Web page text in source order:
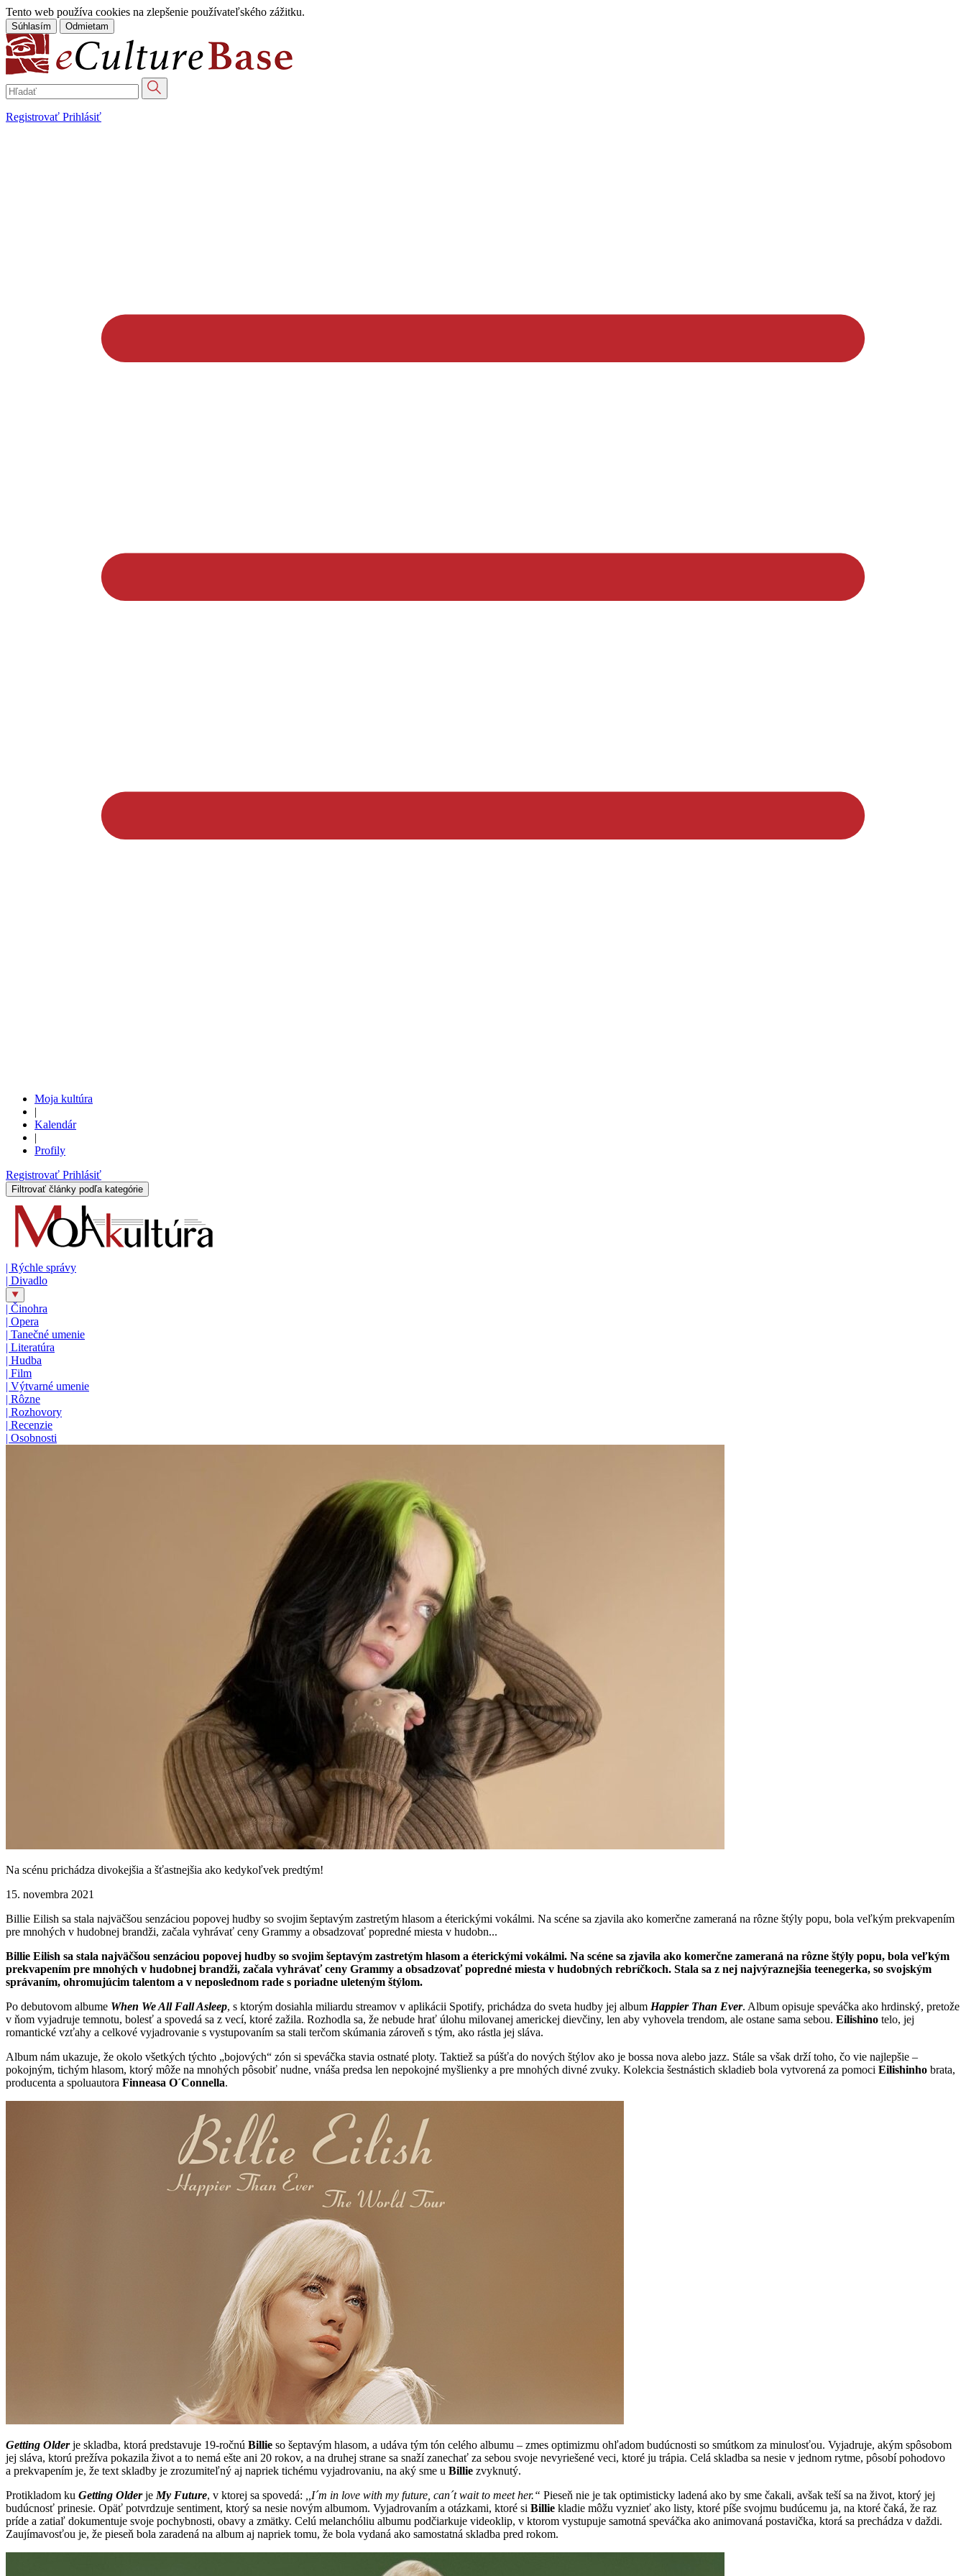
Tento web používa cookies na zlepšenie používateľského zážitku.
Súhlasím Odmietam
Registrovať Prihlásiť
Moja kultúra
|
Kalendár
|
Profily
Registrovať Prihlásiť
Filtrovať články podľa kategórie
| Rýchle správy
| Divadlo
| Činohra
| Opera
| Tanečné umenie
| Literatúra
| Hudba
| Film
| Výtvarné umenie
| Rôzne
| Rozhovory
| Recenzie
| Osobnosti
Na scénu prichádza divokejšia a šťastnejšia ako kedykoľvek predtým!
15. novembra 2021
Billie Eilish sa stala najväčšou senzáciou popovej hudby so svojim šeptavým zastretým hlasom a éterickými vokálmi. Na scéne sa zjavila ako komerčne zameraná na rôzne štýly popu, bola veľkým prekvapením
pre mnohých v hudobnej brandži, začala vyhrávať ceny Grammy a obsadzovať popredné miesta v hudobn...
Billie Eilish sa stala najväčšou senzáciou popovej hudby so svojim šeptavým zastretým hlasom a éterickými vokálmi. Na scéne sa zjavila ako komerčne zameraná na rôzne štýly popu, bola veľkým
prekvapením pre mnohých v hudobnej brandži, začala vyhrávať ceny Grammy a obsadzovať popredné miesta v hudobných rebríčkoch. Stala sa z nej najvýraznejšia teenegerka, so svojským
správaním, ohromujúcim talentom a v neposlednom rade s poriadne uleteným štýlom.
Po debutovom albume When We All Fall Asleep, s ktorým dosiahla miliardu streamov v aplikácii Spotify, prichádza do sveta hudby jej album Happier Than Ever. Album opisuje speváčka ako hrdinský, pretože
v ňom vyjadruje temnotu, bolesť a spovedá sa z vecí, ktoré zažila. Rozhodla sa, že nebude hrať úlohu milovanej americkej dievčiny, len aby vyhovela trendom, ale ostane sama sebou. Eilishino telo, jej
romantické vzťahy a celkové vyjadrovanie s vystupovaním sa stali terčom skúmania zároveň s tým, ako rástla jej sláva.
Album nám ukazuje, že okolo všetkých týchto „bojových“ zón si speváčka stavia ostnaté ploty. Taktiež sa púšťa do nových štýlov ako je bossa nova alebo jazz. Stále sa však drží toho, čo vie najlepšie –
pokojným, tichým hlasom, ktorý môže na mnohých pôsobiť nudne, vnáša predsa len nepokojné myšlienky a pre mnohých divné zvuky. Kolekcia šestnástich skladieb bola vytvorená za pomoci Eilishinho brata,
producenta a spoluautora Finneasa O´Connella.
Getting Olderje skladba, ktorá predstavuje 19-ročnú Billie so šeptavým hlasom, a udáva tým tón celého albumu – zmes optimizmu ohľadom budúcnosti so smútkom za minulosťou. Vyjadruje, akým spôsobom
jej sláva, ktorú prežíva pokazila život a to nemá ešte ani 20 rokov, a na druhej strane sa snaží zanechať za sebou svoje nevyriešené veci, ktoré ju trápia. Celá skladba sa nesie v jednom rytme, pôsobí pohodovo
a prekvapením je, že text skladby je zrozumiteľný aj napriek tichému vyjadrovaniu, na aký sme u Billie zvyknutý.
Protikladom ku Getting Olderje My Future, v ktorej sa spovedá: ,,I´m in love with my future, can´t wait to meet her.“ Pieseň nie je tak optimisticky ladená ako by sme čakali, avšak teší sa na život, ktorý jej
budúcnosť prinesie. Opäť potvrdzuje sentiment, ktorý sa nesie novým albumom. Vyjadrovaním a otázkami, ktoré si Billie kladie môžu vyznieť ako listy, ktoré píše svojmu budúcemu ja, na ktoré čaká, že raz
príde a zatiaľ dokumentuje svoje pochybnosti, obavy a zmätky. Celú melanchóliu albumu podčiarkuje videoklip, v ktorom vystupuje samotná speváčka ako animovaná postavička, ktorá sa prechádza v daždi.
Zaujímavosťou je, že pieseň bola zaradená na album aj napriek tomu, že bola vydaná ako samostatná skladba pred rokom.